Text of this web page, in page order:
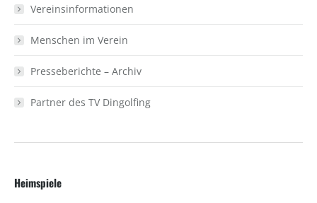
Vereinsinformationen
Menschen im Verein
Presseberichte – Archiv
Partner des TV Dingolfing
Heimspiele